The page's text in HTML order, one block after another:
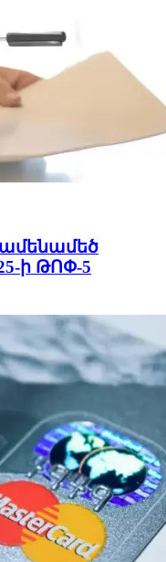
ամենամեծ
ի ԹՈՓ-5